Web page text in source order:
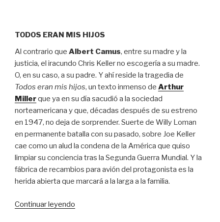
TODOS ERAN MIS HIJOS
Al contrario que Albert Camus, entre su madre y la
justicia, el iracundo Chris Keller no escogería a su madre.
O, en su caso, a su padre. Y ahí reside la tragedia de
Todos eran mis hijos, un texto inmenso de Arthur
Millerque ya en su día sacudió a la sociedad
norteamericana y que, décadas después de su estreno
en 1947, no deja de sorprender. Suerte de Willy Loman
en permanente batalla con su pasado, sobre Joe Keller
cae como un alud la condena de la América que quiso
limpiar su conciencia tras la Segunda Guerra Mundial. Y la
fábrica de recambios para avión del protagonista es la
herida abierta que marcará a la larga a la familia.
Continuar leyendo